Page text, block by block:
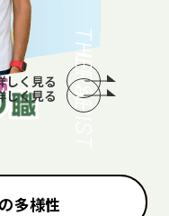
NURSE
しく見る THERAPIST
しく見る
多様性